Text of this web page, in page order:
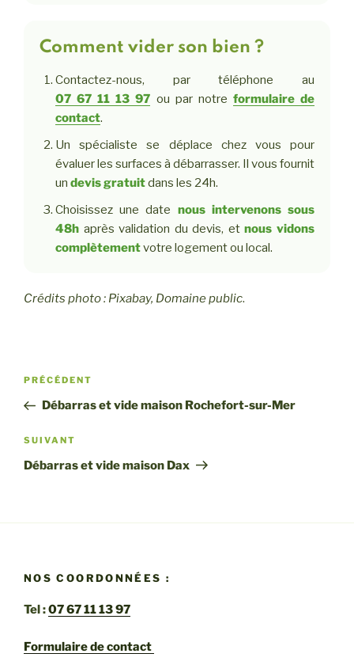
Comment vider son bien ?
Contactez-nous, par téléphone au
07 67 11 13 97 ou par notre formulaire de
contact.
Un spécialiste se déplace chez vous pour
évaluer les surfaces à débarrasser. Il vous fournit
un devis gratuitdans les 24h.
Choisissez une date nous intervenons sous
48h après validation du devis, etnous vidons
complètementvotre logement ou local.
Crédits photo : Pixabay, Domaine public.
Navigation
l’article
Article
précédent
PRÉCÉDENT
Débarras et vide maison Rochefort-sur-Mer
Article
suivant
SUIVANT
Débarras et vide maison Dax
NOS COORDONNÉES :
Tel :07 67 11 13 97
Formulaire de contact